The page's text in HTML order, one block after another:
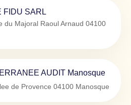
SARL
du Majoral Raoul Arnaud 04100
AUDIT Manosque
de Provence 04100 Manosque